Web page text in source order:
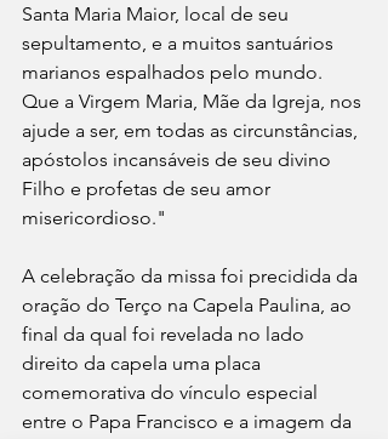
Santa Maria Maior, local de seu
sepultamento, e a muitos santuários
marianos espalhados pelo mundo.
Que a Virgem Maria, Mãe da Igreja, nos
ajude a ser, em todas as circunstâncias,
apóstolos incansáveis de seu divino
Filho e profetas de seu amor
misericordioso."
A celebração da missa foi precidida da
oração do Terço na Capela Paulina, ao
final da qual foi revelada no lado
direito da capela uma placa
comemorativa do vínculo especial
entre o Papa Francisco e a imagem da